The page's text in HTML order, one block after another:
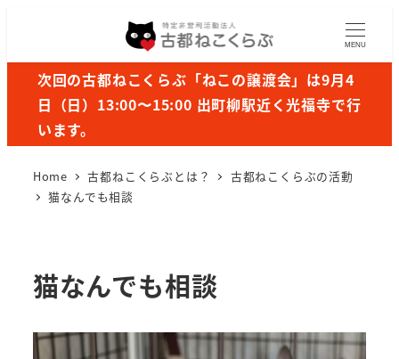
MENU
次回の古都ねこくらぶ「ねこの譲渡会」は9月4
日（日）13:00〜15:00 出町柳駅近く光福寺で行
います。
Home 古都ねこくらぶとは？
古都ねこくらぶの活動
猫なんでも相談
猫なんでも相談